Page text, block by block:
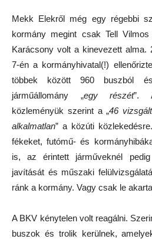
Mekk Elekről még egy régebbi
kormány megint csak Tell
Karácsony volt a kinevezett alma.
7-én a kormányhivatal(!)
többek között 960 buszból
járműállomány „egy részét”.
közleményük szerint a „46
alkalmatlan” a közúti
fékeket, futómű- és
is, az érintett járműveknél
javítását és műszaki
ránk a kormány. Vagy csak le
A BKV kénytelen volt reagálni.
buszok és trolik kerülnek,